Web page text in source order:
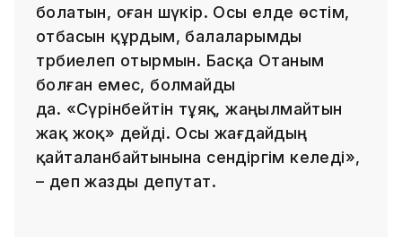
болатын, оған шүкір. Осы елде өстім,
отбасын құрдым, балаларымды
тәрбиелеп отырмын. Басқа Отаным
болған емес, болмайды
да. «Сүрінбейтін тұяқ, жаңылмайтын
жақ жоқ» дейді. Осы жағдайдың
қайталанбайтынына сендіргім келеді»,
– деп жазды депутат.